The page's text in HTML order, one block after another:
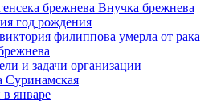
брежнева Внучка брежнева
год рождения
филиппова умерла от рака
и задачи организации
январе